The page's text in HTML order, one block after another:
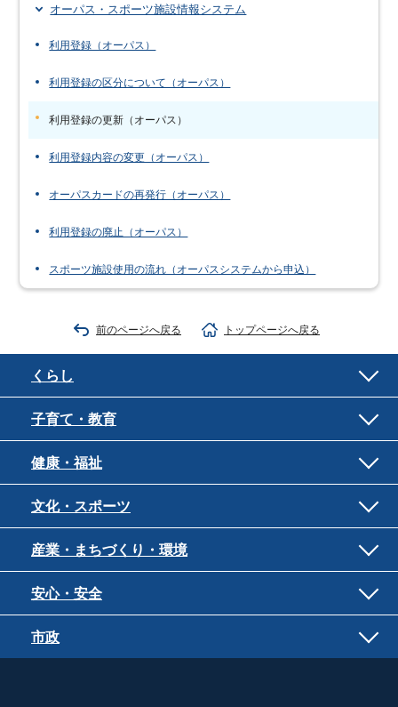
オーパス・スポーツ施設情報システム
利用登録（オーパス）
利用登録の区分について（オーパス）
利用登録の更新（オーパス）
利用登録内容の変更（オーパス）
オーパスカードの再発行（オーパス）
利用登録の廃止（オーパス）
スポーツ施設使用の流れ（オーパスシステムから申込）
前のページへ戻る トップページへ戻る
くらし
子育て・教育
健康・福祉
文化・スポーツ
産業・まちづくり・環境
安心・安全
市政